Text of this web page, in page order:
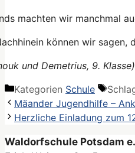
machten wir manchmal
können wir sagen,
und Demetrius, 9. Klasse)
Kategorien Schule
Mäander Jugendhilfe –
Herzliche Einladung zum
Waldorfschule Potsdam